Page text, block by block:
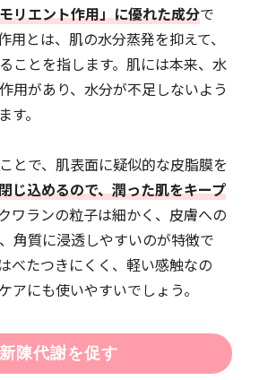
リエント作用」に優れた成分で
用とは、肌の水分蒸発を抑えて、
ことを指します。肌には本来、水
用があり、水分が不足しないよう
す。
とで、肌表面に疑似的な皮脂膜を
じ込めるので、潤った肌をキープ
ワランの粒子は細かく、皮膚への
角質に浸透しやすいのが特徴で
べたつきにくく、軽い感触なの
アにも使いやすいでしょう。
新陳代謝を促す